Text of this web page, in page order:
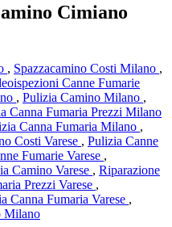
Cimiano
, Spazzacamino Costi Milano ,
Canne Fumarie
, Pulizia Camino Milano ,
Canna Fumaria Prezzi Milano
Canna Fumaria Milano ,
Costi Varese , Pulizia Canne
Fumarie Varese ,
Camino Varese , Riparazione
Prezzi Varese ,
Canna Fumaria Varese ,
Milano